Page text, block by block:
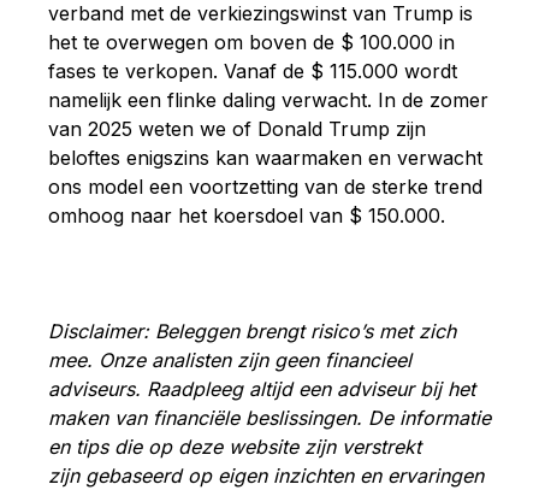
verband met de verkiezingswinst van Trump is
het te overwegen om boven de $ 100.000 in
fases te verkopen. Vanaf de $ 115.000 wordt
namelijk een flinke daling verwacht. In de zomer
van 2025 weten we of Donald Trump zijn
beloftes enigszins kan waarmaken en verwacht
ons model een voortzetting van de sterke trend
omhoog naar het koersdoel van $ 150.000.
Disclaimer: Beleggen brengt risico’s met zich
mee. Onze analisten zijn geen financieel
adviseurs. Raadpleeg altijd een adviseur bij het
maken van financiële beslissingen. De informatie
en tips die op deze website zijn verstrekt
zijn gebaseerd op eigen inzichten en ervaringen